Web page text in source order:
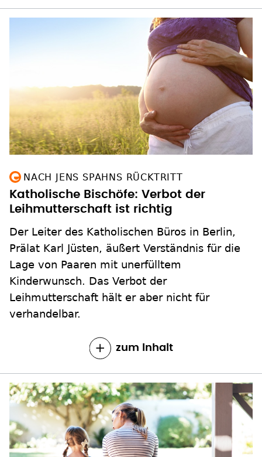
NACH JENS SPAHNS RÜCKTRITT
Katholische Bischöfe: Verbot der
Leihmutterschaft ist richtig
Der Leiter des Katholischen Büros in Berlin,
Prälat Karl Jüsten, äußert Verständnis für die
Lage von Paaren mit unerfülltem
Kinderwunsch. Das Verbot der
Leihmutterschaft hält er aber nicht für
verhandelbar.
zum Inhalt